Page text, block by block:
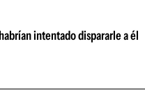
intentado dispararle a él